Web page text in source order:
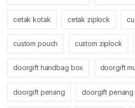
cetak kotak cetak ziplock
custom pouch custom ziplock
doorgift handbag box doorgift
doorgift penang doorgift penang